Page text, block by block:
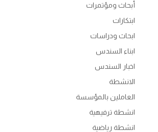
أبحاث ومؤتمرات
ابتكارات
ابحاث ودراسات
ابناء السندس
اخبار السندس
الانشطة
العاملين بالمؤسسة
انشطة ترفيهية
انشطة رياضية